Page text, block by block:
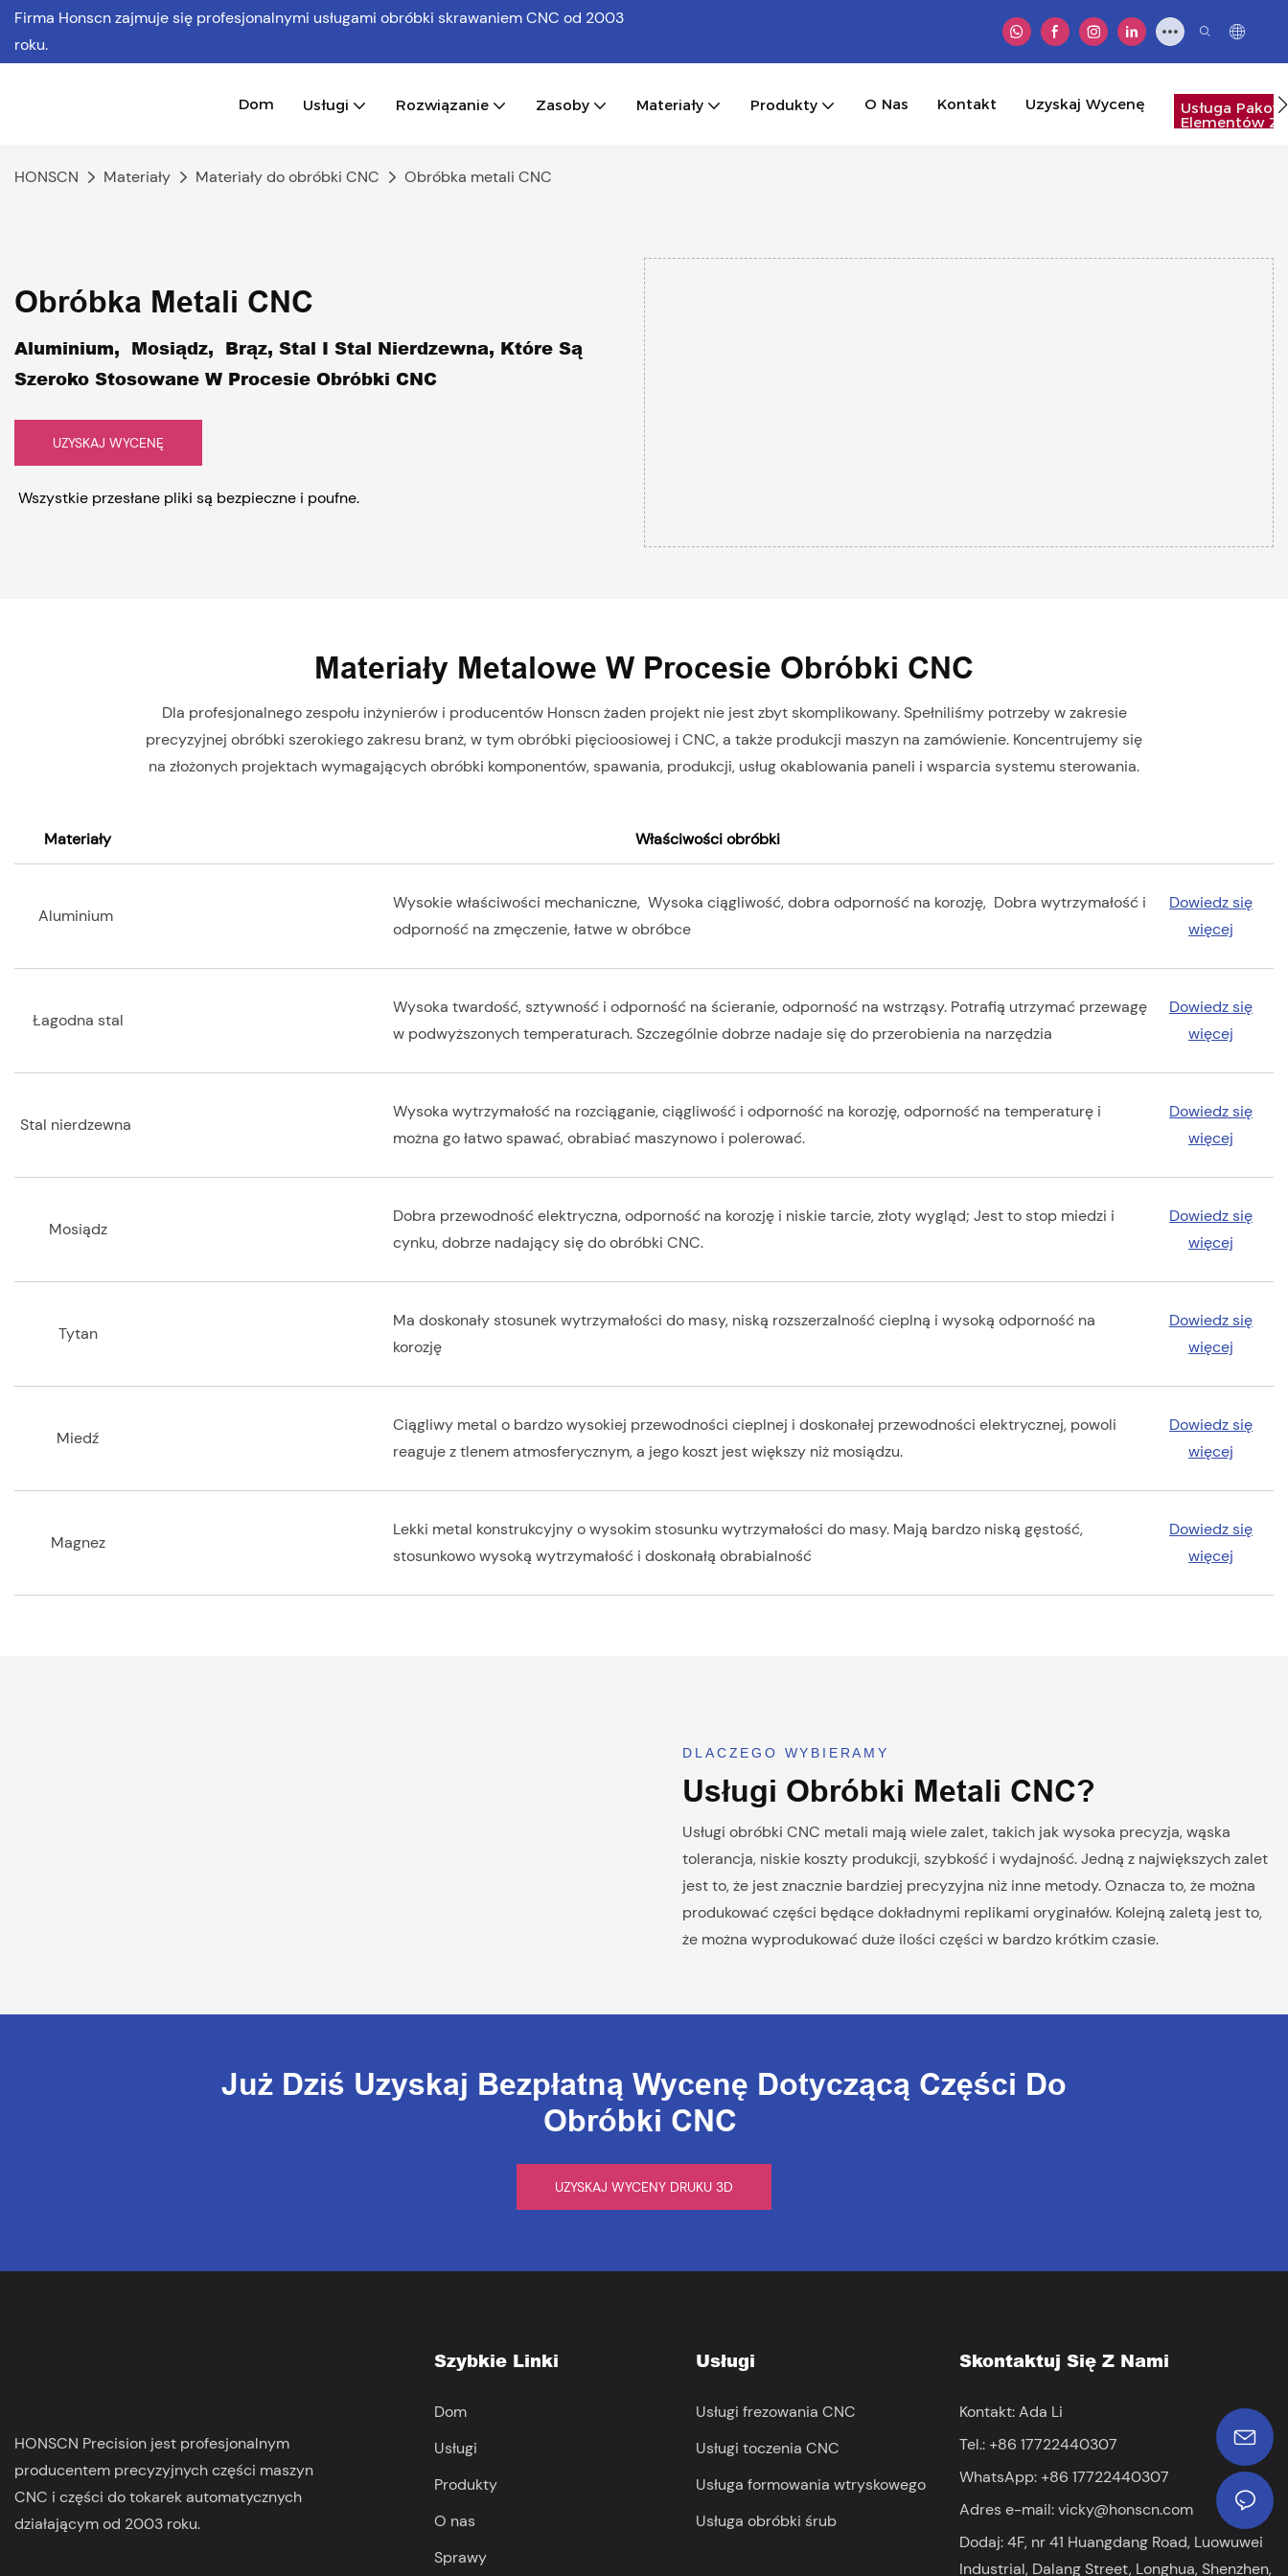
Firma Honscn zajmuje się profesjonalnymi usługami obróbki skrawaniem CNC od 2003
roku.
Dom Usługi Rozwiązanie Zasoby Materiały Produkty O Nas Kontakt Uzyskaj Wycenę Usługa
Elementów
HONSCN Materiały Materiały do ​​obróbki CNC Obróbka metali CNC
Obróbka Metali CNC
Aluminium, Mosiądz, Brąz, Stal I Stal Nierdzewna, Które Są
Szeroko Stosowane W Procesie Obróbki CNC
UZYSKAJ WYCENĘ
Wszystkie przesłane pliki są bezpieczne i poufne.
Materiały Metalowe W Procesie Obróbki CNC
Dla profesjonalnego zespołu inżynierów i producentów Honscn żaden projekt nie jest zbyt skomplikowany. Spełniliśmy potrzeby w zakresie
precyzyjnej obróbki szerokiego zakresu branż, w tym obróbki pięcioosiowej i CNC, a także produkcji maszyn na zamówienie. Koncentrujemy się
na złożonych projektach wymagających obróbki komponentów, spawania, produkcji, usług okablowania paneli i wsparcia systemu sterowania.
Materiały Właściwości obróbki
Aluminium
Wysokie właściwości mechaniczne, Wysoka ciągliwość, dobra odporność na korozję, Dobra wytrzymałość i
odporność na zmęczenie, łatwe w obróbce
Dowiedz się
więcej
Łagodna stal
Wysoka twardość, sztywność i odporność na ścieranie, odporność na wstrząsy. Potrafią utrzymać przewagę
w podwyższonych temperaturach. Szczególnie dobrze nadaje się do przerobienia na narzędzia
Dowiedz się
więcej
Stal nierdzewna
Wysoka wytrzymałość na rozciąganie, ciągliwość i odporność na korozję, odporność na temperaturę i
można go łatwo spawać, obrabiać maszynowo i polerować.
Dowiedz się
więcej
Mosiądz
Dobra przewodność elektryczna, odporność na korozję i niskie tarcie, złoty wygląd; Jest to stop miedzi i
cynku, dobrze nadający się do obróbki CNC.
Dowiedz się
więcej
Tytan
Ma doskonały stosunek wytrzymałości do masy, niską rozszerzalność cieplną i wysoką odporność na
korozję
Dowiedz się
więcej
Miedź
Ciągliwy metal o bardzo wysokiej przewodności cieplnej i doskonałej przewodności elektrycznej, powoli
reaguje z tlenem atmosferycznym, a jego koszt jest większy niż mosiądzu.
Dowiedz się
więcej
Magnez
Lekki metal konstrukcyjny o wysokim stosunku wytrzymałości do masy. Mają bardzo niską gęstość,
stosunkowo wysoką wytrzymałość i doskonałą obrabialność
Dowiedz się
więcej
DLACZEGO WYBIERAMY
Usługi Obróbki Metali CNC?
Usługi obróbki CNC metali mają wiele zalet, takich jak wysoka precyzja, wąska
tolerancja, niskie koszty produkcji, szybkość i wydajność. Jedną z największych zalet
jest to, że jest znacznie bardziej precyzyjna niż inne metody. Oznacza to, że można
produkować części będące dokładnymi replikami oryginałów. Kolejną zaletą jest to,
że można wyprodukować duże ilości części w bardzo krótkim czasie.
Już Dziś Uzyskaj Bezpłatną Wycenę Dotyczącą Części Do
Obróbki CNC
UZYSKAJ WYCENY DRUKU 3D
HONSCN Precision jest profesjonalnym
producentem precyzyjnych części maszyn
CNC i części do tokarek automatycznych
działającym od 2003 roku.
Szybkie Linki
Dom
Usługi
Produkty
O nas
Sprawy
Usługi
Usługi frezowania CNC
Usługi toczenia CNC
Usługa formowania wtryskowego
Usługa obróbki śrub
Skontaktuj Się Z Nami
Kontakt: Ada Li
Tel.: +86 17722440307
WhatsApp: +86 17722440307
Adres e-mail:vicky@honscn.com
Dodaj: 4F, ​​nr 41 Huangdang Road, Luowuwei
Industrial, Dalang Street, Longhua, Shenzhen,